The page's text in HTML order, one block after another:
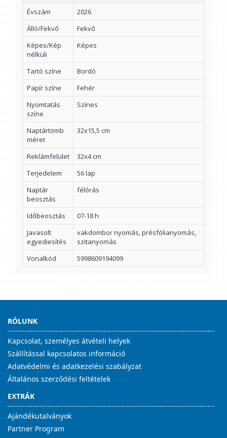
Évszám
2026
Álló/Fekvő
Fekvő
Képes/Kép
nélküli
Képes
Tartó színe
Bordó
Papír színe
Fehér
Nyomtatás
színe
Színes
Naptártömb
méret
32x15,5 cm
Reklámfelület
32x4 cm
Terjedelem
56 lap
Naptár
beosztás
félórás
Időbeosztás
07-18 h
Javasolt
egyediesítés
vakdombor nyomás, présfólianyomás,
szitanyomás
Vonalkód
5998609194099
RÓLUNK
Kapcsolat, személyes átvételi helyek
Szállítással kapcsolatos információ
Adatvédelmi és adatkezelési szabályzat
Általános szerződési feltételek
EXTRÁK
Ajándékutalványok
Partner Program